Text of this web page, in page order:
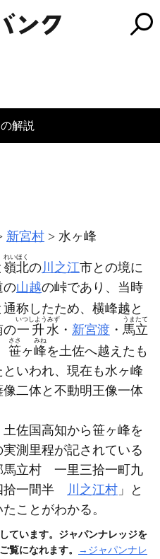
解説
新宮村 水ヶ峰
嶺北
れいほく
の川之江市との境に
の山越の峠であり、当時
通称したため、横峰越と
の一升水
いつしようみず
・ 新宮渡 ・ 馬立
うまたて
笹
ささ
ヶ峰
みね
を土佐へ越えたも
といわれ、現在も水ヶ峰
二体と不動明王像一体
土佐国高知から笹ヶ峰を
測里程が記されている
馬立村 一里三拾一町九
一間半
川之江村 」と
ことがわかる。
ています。ジャパンナレッジを
覧になれます。
→ジャパンナレ